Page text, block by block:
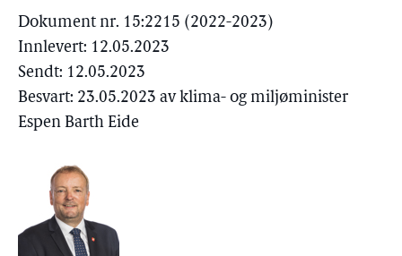
Dokument nr. 15:2215 (2022-2023)
Innlevert: 12.05.2023
Sendt: 12.05.2023
Besvart: 23.05.2023 av klima- og miljøminister
Espen Barth Eide